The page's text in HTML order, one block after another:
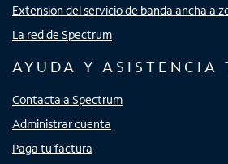
Extensión del servicio de banda ancha a
La red de Spectrum
AYUDA Y ASISTENCIA
Contacta a Spectrum
Administrar cuenta
Paga tu factura